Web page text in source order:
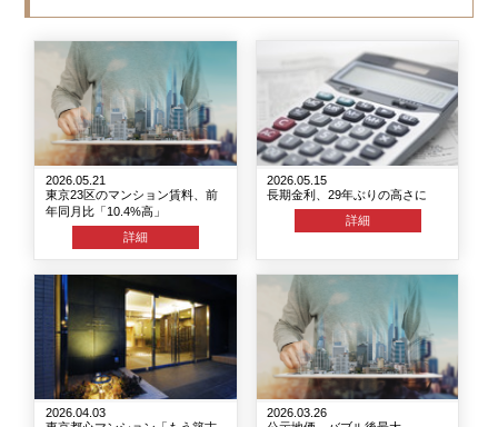
2026.05.21
東京23区のマンション賃料、前
年同月比「10.4%高」
詳細
2026.05.15
長期金利、29年ぶりの高さに
詳細
2026.04.03
2026.03.26